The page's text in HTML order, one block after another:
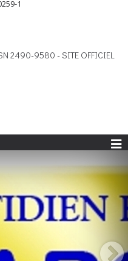
1
2490-9580 - SITE OFFICIEL